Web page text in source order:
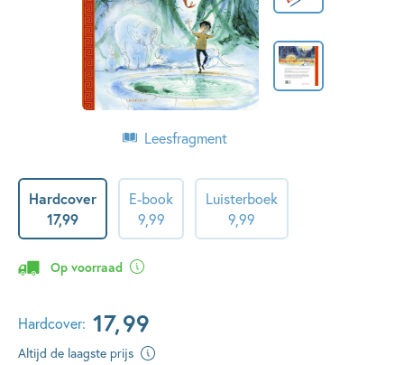
Leesfragment
Hardcover
17,99
E-book
9,99
Luisterboek
9,99
Op voorraad
Hardcover: 17,99
Altijd de laagste prijs